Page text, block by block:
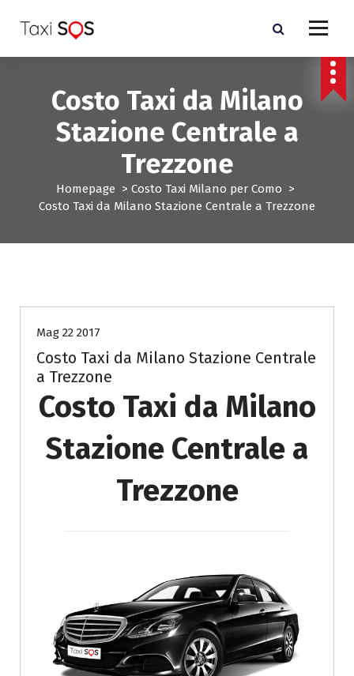
a
Costo Taxi da Milano
Stazione Centrale a
Trezzone
Homepage > Costo Taxi Milano per Como >
Costo Taxi da Milano Stazione Centrale a Trezzone
Mag 22 2017
Costo Taxi da Milano Stazione Centrale
a Trezzone
Costo Taxi da Milano
Stazione Centrale a
Trezzone